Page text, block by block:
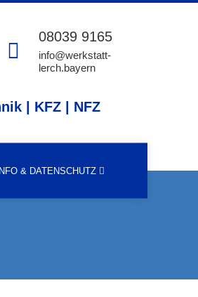
08039 9165
info@werkstatt-
lerch.bayern
| KFZ | NFZ
& DATENSCHUTZ